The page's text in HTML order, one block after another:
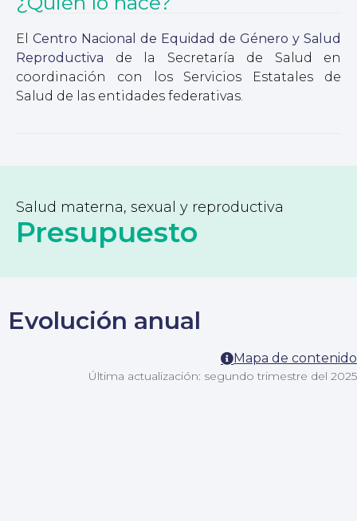
El Centro Nacional de Equidad de Género y Salud
Reproductiva de la Secretaría de Salud en
coordinación con los Servicios Estatales de
Salud de las entidades federativas.
Salud materna, sexual y reproductiva
Presupuesto
Evolución anual
Mapa de contenido
Última actualización: segundo trimestre del 2025